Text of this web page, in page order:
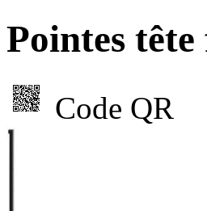
Pointes
Code QR